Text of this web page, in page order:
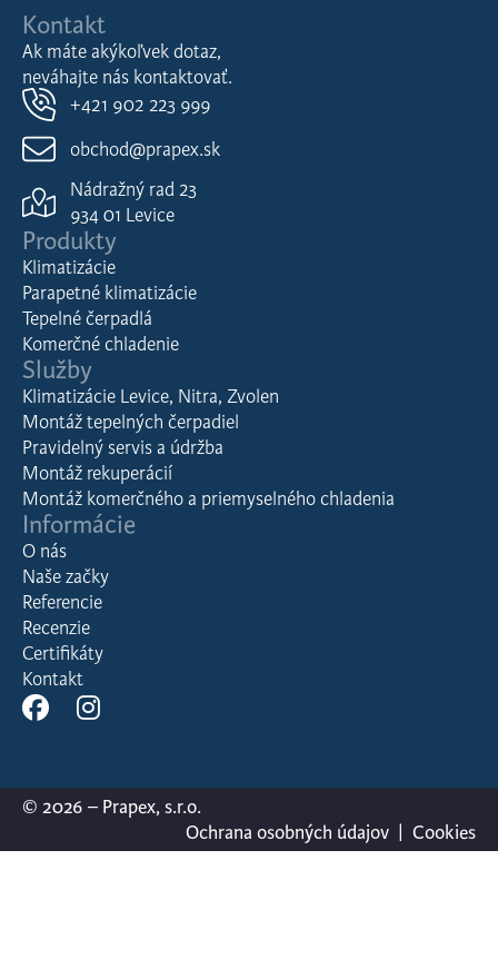
Kontakt
Ak máte akýkoľvek dotaz,
neváhajte nás kontaktovať.
+421 902 223 999
obchod@prapex.sk
Nádražný rad 23
934 01 Levice
Produkty
Klimatizácie
Parapetné klimatizácie
Tepelné čerpadlá
Komerčné chladenie
Služby
Klimatizácie Levice, Nitra, Zvolen
Montáž tepelných čerpadiel
Pravidelný servis a údržba
Montáž rekuperácií
Montáž komerčného a priemyselného chladenia
Informácie
O nás
Naše začky
Referencie
Recenzie
Certifikáty
Kontakt
© 2026 – Prapex, s.r.o.
Ochrana osobných údajov | Cookies